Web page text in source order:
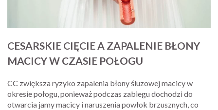
CESARSKIE CIĘCIE A ZAPALENIE BŁONY
MACICY W CZASIE POŁOGU
CC zwiększa ryzyko zapalenia błony śluzowej macicy w
okresie połogu, ponieważ podczas zabiegu dochodzi do
otwarcia jamy macicy i naruszenia powłok brzusznych, co